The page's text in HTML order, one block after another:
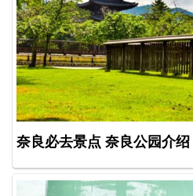
奈良必去景点 奈良公园介绍